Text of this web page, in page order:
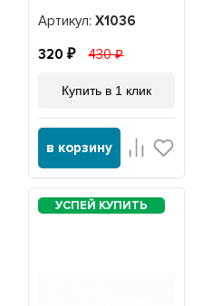
Артикул:Х1036
320 430
Купить в 1 клик
в корзину